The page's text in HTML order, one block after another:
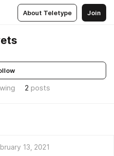
About Teletype Join
2 posts
13, 2021